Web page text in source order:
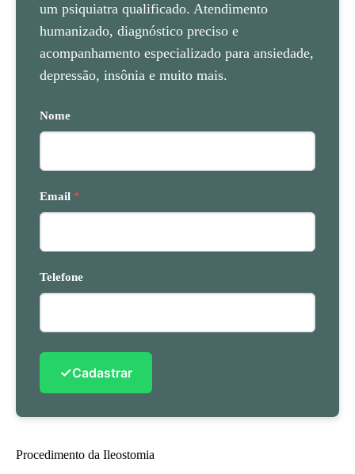
um psiquiatra qualificado. Atendimento
humanizado, diagnóstico preciso e
acompanhamento especializado para ansiedade,
depressão, insônia e muito mais.
Nome
Email *
Telefone
✓Cadastrar
Procedimento da Ileostomia